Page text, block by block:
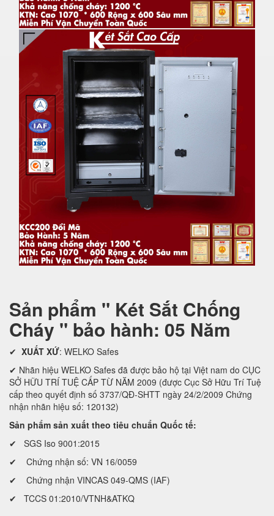
Sản phẩm " Két Sắt Chống
Cháy " bảo hành: 05 Năm
✔ XUẤT XỨ: WELKO Safes
✔ Nhãn hiệu WELKO Safes đã được bảo hộ tại Việt nam do CỤC
SỞ HỮU TRÍ TUỆ CẤP TỪ NĂM 2009 (được Cục Sở Hữu Trí Tuệ
cấp theo quyết định số 3737/QĐ-SHTT ngày 24/2/2009 Chứng
nhận nhãn hiệu số: 120132)
Sản phẩm sản xuất theo tiêu chuẩn Quốc tế:
✔ SGS Iso 9001:2015
✔ Chứng nhận số: VN 16/0059
✔ Chứng nhận VINCAS 049-QMS (IAF)
✔ TCCS 01:2010/VTNH&ATKQ